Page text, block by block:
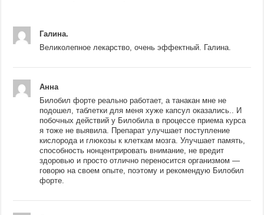
Галина.
Великолепное лекарство, очень эффектный. Галина.
Анна
Билобил форте реально работает, а танакан мне не
подошел, таблетки для меня хуже капсул оказались.. И
побочных действий у Билобила в процессе приема курса
я тоже не выявила. Препарат улучшает поступление
кислорода и глюкозы к клеткам мозга. Улучшает память,
способность нонцентрировать внимание, не вредит
здоровью и просто отлично переносится организмом —
говорю на своем опыте, поэтому и рекомендую Билобил
форте.